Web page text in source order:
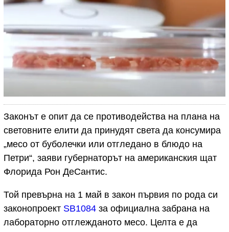
Законът е опит да се противодейства на плана на
световните елити да принудят света да консумира
„месо от буболечки или отгледано в блюдо на
Петри“, заяви губернаторът на американския щат
Флорида Рон ДеСантис.
Той превърна на 1 май в закон първия по рода си
законопроект SB1084 за официална забрана на
лабораторно отглежданото месо. Целта е да